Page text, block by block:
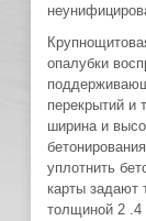
опалубки
перекрытий и
ширина и
уплотнить
карты задают
толщиной 2 .4